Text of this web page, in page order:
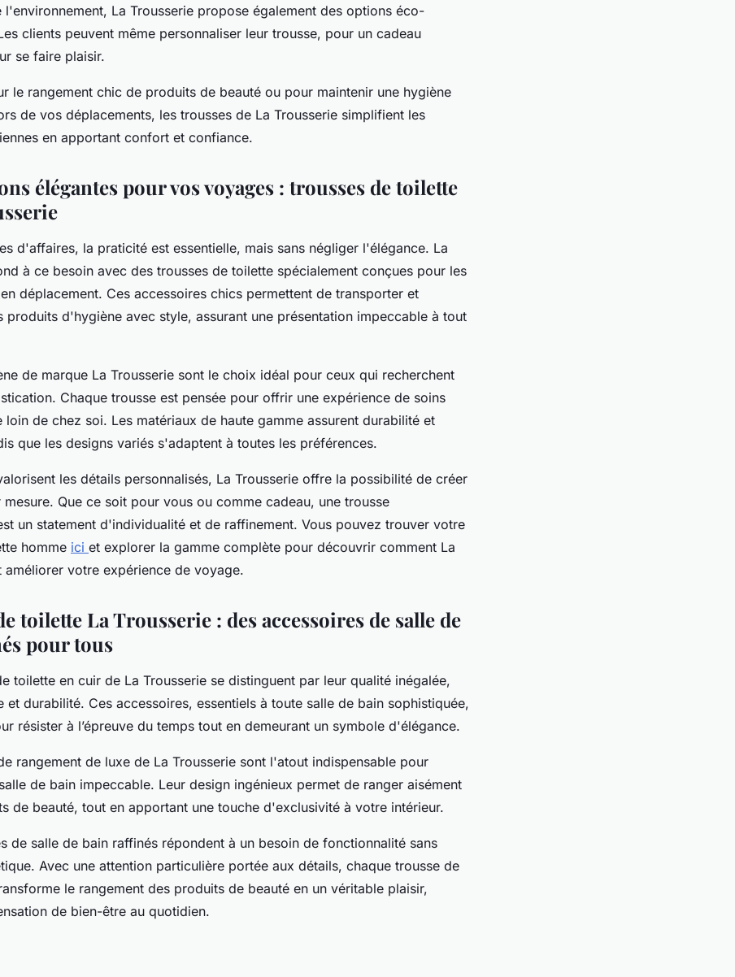
l'environnement, La Trousserie propose également des options éco-
clients peuvent même personnaliser leur trousse, pour un cadeau
se faire plaisir.
le rangement chic de produits de beauté ou pour maintenir une hygiène
de vos déplacements, les trousses de La Trousserie simplifient les
en apportant confort et confiance.
élégantes pour vos voyages : trousses de toilette
d'affaires, la praticité est essentielle, mais sans négliger l'élégance. La
à ce besoin avec des trousses de toilette spécialement conçues pour les
déplacement. Ces accessoires chics permettent de transporter et
produits d'hygiène avec style, assurant une présentation impeccable à tout
de marque La Trousserie sont le choix idéal pour ceux qui recherchent
Chaque trousse est pensée pour offrir une expérience de soins
loin de chez soi. Les matériaux de haute gamme assurent durabilité et
que les designs variés s'adaptent à toutes les préférences.
les détails personnalisés, La Trousserie offre la possibilité de créer
mesure. Que ce soit pour vous ou comme cadeau, une trousse
un statement d'individualité et de raffinement. Vous pouvez trouver votre
homme ici et explorer la gamme complète pour découvrir comment La
améliorer votre expérience de voyage.
toilette La Trousserie : des accessoires de salle de
pour tous
toilette en cuir de La Trousserie se distinguent par leur qualité inégalée,
et durabilité. Ces accessoires, essentiels à toute salle de bain sophistiquée,
résister à l’épreuve du temps tout en demeurant un symbole d'élégance.
rangement de luxe de La Trousserie sont l'atout indispensable pour
de bain impeccable. Leur design ingénieux permet de ranger aisément
de beauté, tout en apportant une touche d'exclusivité à votre intérieur.
de salle de bain raffinés répondent à un besoin de fonctionnalité sans
Avec une attention particulière portée aux détails, chaque trousse de
le rangement des produits de beauté en un véritable plaisir,
de bien-être au quotidien.